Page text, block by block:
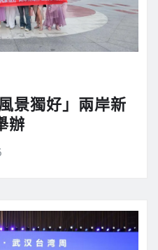
景獨好」兩岸新
辦